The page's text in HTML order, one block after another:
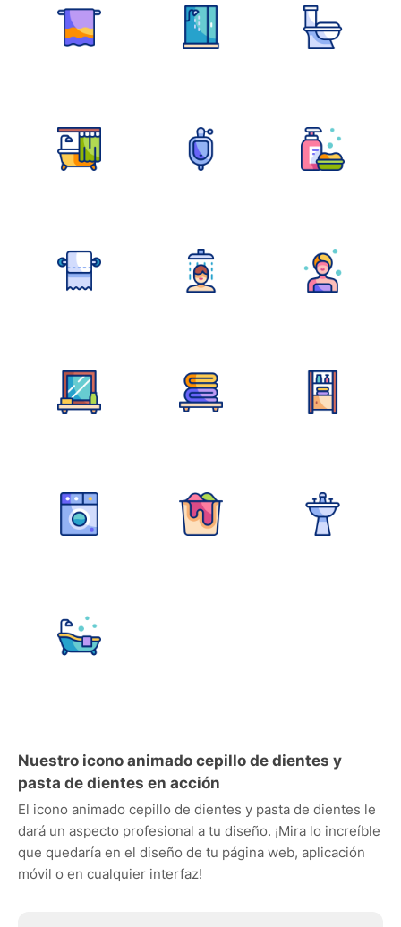
Nuestro icono animado cepillo de dientes y
pasta de dientes en acción
El icono animado cepillo de dientes y pasta de dientes le
dará un aspecto profesional a tu diseño. ¡Mira lo increíble
que quedaría en el diseño de tu página web, aplicación
móvil o en cualquier interfaz!